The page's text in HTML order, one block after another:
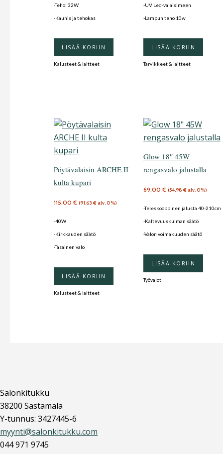
-Teho: 32W
-Kaunis ja tehokas
LISÄÄ KORIIN
Kalusteet & laitteet
-UV Led-valaisimeen
-Lampun teho 10w
LISÄÄ KORIIN
Tarvikkeet & laitteet
Pöytävalaisin ARCHE II
kulta kupari
115,00€ (91,63 € alv. 0%)
-40W
-Kirkkauden säätö
-Tasainen valo
LISÄÄ KORIIN
Kalusteet & laitteet
Glow 18″ 45W
rengasvalo jalustalla
69,00€ (54,98 € alv. 0%)
-Teleskooppinen jalusta 40-210cm
-Kaltevuuskulman säätö
-Valon voimakuuden säätö
LISÄÄ KORIIN
Työvalot
Salonkitukku
38200 Sastamala
Y-tunnus: 3427445-6
myynti@salonkitukku.com
044 971 9745